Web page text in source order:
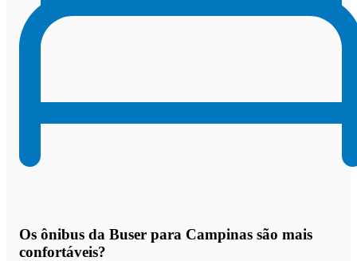
Os ônibus da Buser para Campinas são mais
confortáveis?